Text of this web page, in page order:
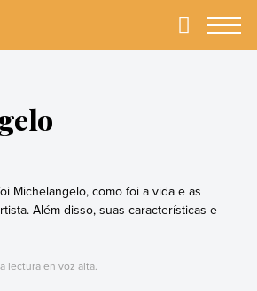
Primary
Michelangelo, como foi a vida e as
Além disso, suas características e
lectura en voz alta.